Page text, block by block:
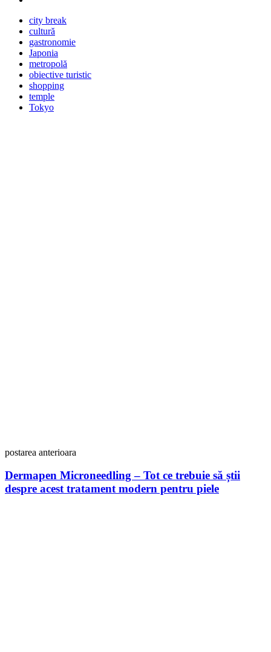
city break
cultură
gastronomie
Japonia
metropolă
obiective turistic
shopping
temple
Tokyo
postarea anterioara
Dermapen Microneedling – Tot ce trebuie să știi
despre acest tratament modern pentru piele